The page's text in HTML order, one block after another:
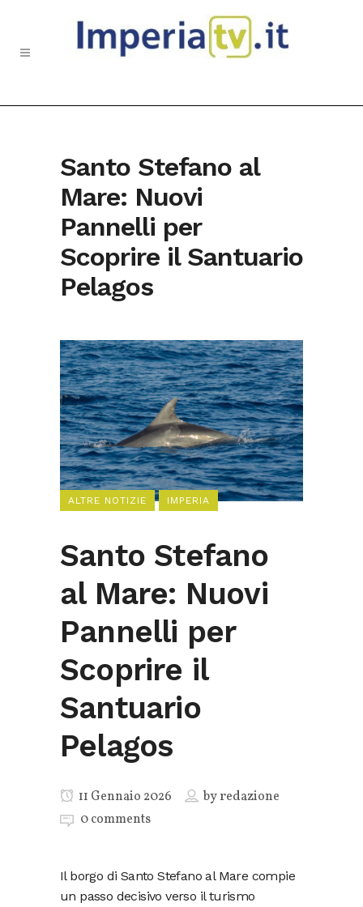
Santo Stefano al
Mare: Nuovi
Pannelli per
Scoprire il Santuario
Pelagos
ALTRE NOTIZIE IMPERIA
Santo Stefano
al Mare: Nuovi
Pannelli per
Scoprire il
Santuario
Pelagos
11 Gennaio 2026 byredazione
0 comments
Il borgo di Santo Stefano al Mare compie
un passo decisivo verso il turismo